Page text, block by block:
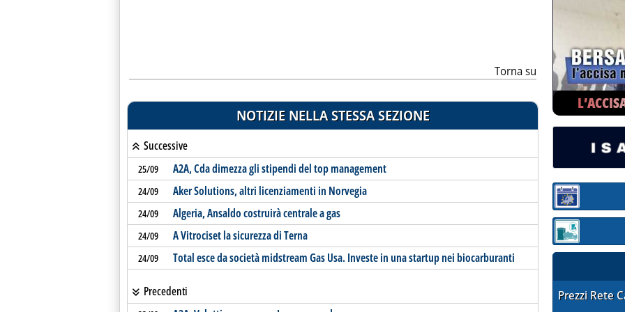
Torna su
NOTIZIE NELLA STESSA SEZIONE
Successive
25/09 A2A, Cda dimezza gli stipendi del top management
24/09 Aker Solutions, altri licenziamenti in Norvegia
24/09 Algeria, Ansaldo costruirà centrale a gas
24/09 A Vitrociset la sicurezza di Terna
24/09 Total esce da società midstream Gas Usa. Investe in una startup nei biocarburanti
Precedenti
Sezione:
Sezione:
Prezzi Rete